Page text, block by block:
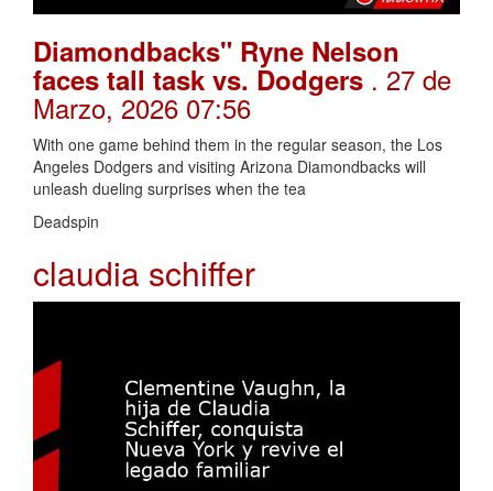
Diamondbacks" Ryne Nelson
faces tall task vs. Dodgers . 27 de
Marzo, 2026 07:56
With one game behind them in the regular season, the Los
Angeles Dodgers and visiting Arizona Diamondbacks will
unleash dueling surprises when the tea
Deadspin
claudia schiffer